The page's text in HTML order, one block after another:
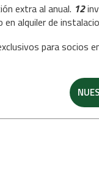
extra al anual. 12
en alquiler de
para socios